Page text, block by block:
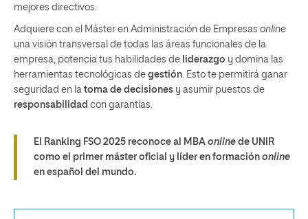
mejores directivos.
Adquiere con el Máster en Administración de Empresas online
una visión transversal de todas las áreas funcionales de la
empresa, potencia tus habilidades de liderazgo y domina las
herramientas tecnológicas de gestión. Esto te permitirá ganar
seguridad en la toma de decisiones y asumir puestos de
responsabilidad con garantías.
El Ranking FSO 2025 reconoce al MBA online de UNIR
como el primer máster oficial y líder en formación online
en español del mundo.